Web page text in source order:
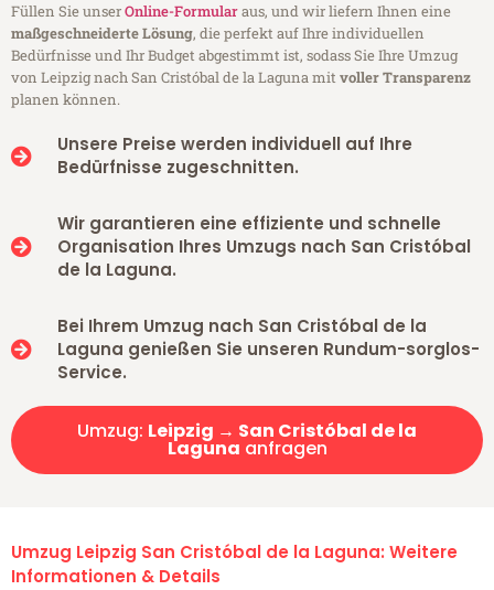
Füllen Sie unserOnline-Formularaus, und wir liefern Ihnen eine
maßgeschneiderte Lösung, die perfekt auf Ihre individuellen
Bedürfnisse und Ihr Budget abgestimmt ist, sodass Sie Ihre Umzug
von Leipzig nach San Cristóbal de la Laguna mitvoller Transparenz
planen können.
Unsere Preise werden individuell auf Ihre
Bedürfnisse zugeschnitten.
Wir garantieren eine effiziente und schnelle
Organisation Ihres Umzugs nach San Cristóbal
de la Laguna.
Bei Ihrem Umzug nach San Cristóbal de la
Laguna genießen Sie unseren Rundum-sorglos-
Service.
Umzug: Leipzig → San Cristóbal de la
Laguna anfragen
Umzug Leipzig San Cristóbal de la Laguna: Weitere
Informationen & Details